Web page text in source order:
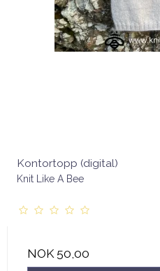
Kontortopp (digital)
Knit Like A Bee
NOK 50,00